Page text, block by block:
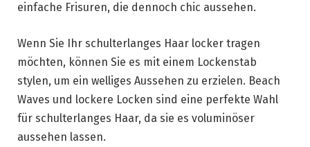
einfache Frisuren, die dennoch chic aussehen.
Wenn Sie Ihr schulterlanges Haar locker tragen
möchten, können Sie es mit einem Lockenstab
stylen, um ein welliges Aussehen zu erzielen. Beach
Waves und lockere Locken sind eine perfekte Wahl
für schulterlanges Haar, da sie es voluminöser
aussehen lassen.